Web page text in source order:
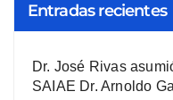
Entradas recientes
Dr. José Rivas
SAIAE Dr. Arnoldo